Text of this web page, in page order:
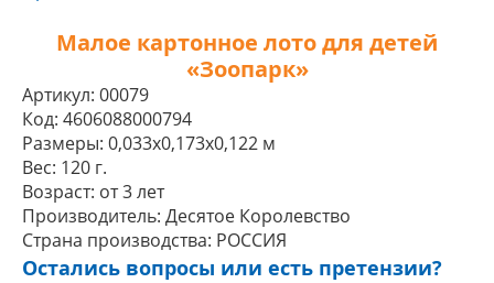
Малое картонное лото для детей
«Зоопарк»
Артикул: 00079
Код: 4606088000794
Размеры: 0,033x0,173x0,122 м
Вес: 120 г.
Возраст: от 3 лет
Производитель: Десятое Королевство
Страна производства: РОССИЯ
Остались вопросы или есть претензии?